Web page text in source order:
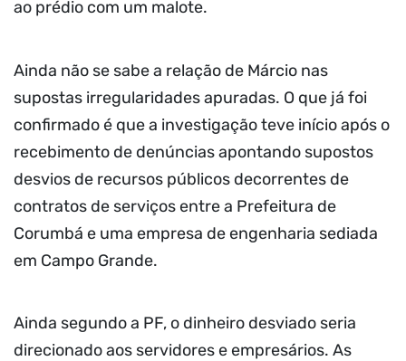
ao prédio com um malote.
Ainda não se sabe a relação de Márcio nas
supostas irregularidades apuradas. O que já foi
confirmado é que a investigação teve início após o
recebimento de denúncias apontando supostos
desvios de recursos públicos decorrentes de
contratos de serviços entre a Prefeitura de
Corumbá e uma empresa de engenharia sediada
em Campo Grande.
Ainda segundo a PF, o dinheiro desviado seria
direcionado aos servidores e empresários. As